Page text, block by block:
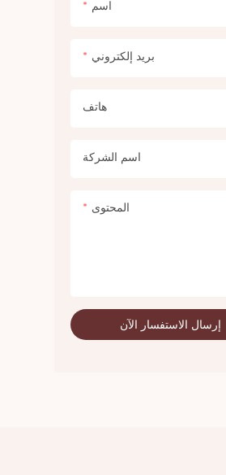
اسم
بريد إلكتروني
هاتف
اسم الشركة
المحتوى
إرسال الاستفسار الآن